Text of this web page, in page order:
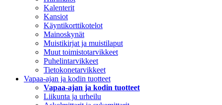
Kalenterit
Kansiot
Käyntikorttikotelot
Mainoskynät
Muistikirjat ja muistilaput
Muut toimistotarvikkeet
Puhelintarvikkeet
Tietokonetarvikkeet
Vapaa-ajan ja kodin tuotteet
Vapaa-ajan ja kodin tuotteet
Liikunta ja urheilu